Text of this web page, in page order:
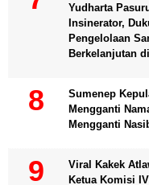
Yudharta
Insinerator,
Pengelolaan
Berkelanjutan
Sumenep
Mengganti
Mengganti
Viral Kakek
Ketua Komisi